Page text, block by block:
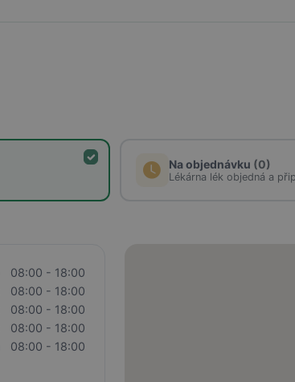
Na objednávku (0)
Lékárna lék objedná a
08:00 - 18:00
08:00 - 18:00
08:00 - 18:00
08:00 - 18:00
08:00 - 18:00